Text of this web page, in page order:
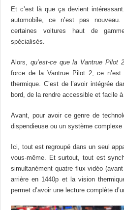
Et c’est là que ça devient
automobile, ce n’est pas
certaines voitures haut de
spécialisés.
Alors, qu’est-ce que la Vantrue Pilot
force de la Vantrue Pilot 2, ce n’est
thermique. C’est de l’avoir intégrée
bord, de la rendre accessible et facile à
Avant, pour avoir ce genre de
dispendieuse ou un système complexe
Ici, tout est regroupé dans un seul
vous-même. Et surtout, tout est
simultanément quatre flux vidéo
arrière en 1440p et la vision
permet d’avoir une lecture complète